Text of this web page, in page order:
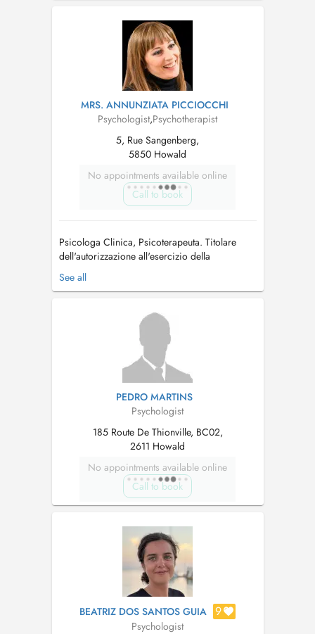
projets communautaires, en milieu scolaire et
en formation. Formée en thérapie...
MRS. ANNUNZIATA PICCIOCCHI
Psychologist,Psychotherapist
5, Rue Sangenberg,
5850 Howald
No appointments available online
Call to book
Psicologa Clinica, Psicoterapeuta. Titolare
dell'autorizzazione all'esercizio della
professione di psicoterapeuta. Il costo di una
seduta di psicoterapia è di 158,95 euro, di cui
gli assicurati che non hanno compiuto i 18 anni
alla data di rilascio d...
See all
PEDRO MARTINS
Psychologist
185 Route De Thionville, BC02,
2611 Howald
No appointments available online
Call to book
BEATRIZ DOS SANTOS GUIA 9
Psychologist